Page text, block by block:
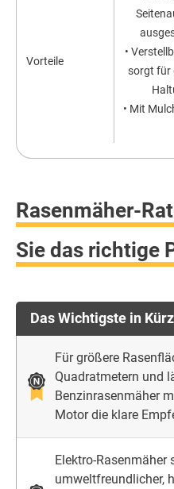
Vorteile
•
sorgt für
• Mit
Rasenmäher-
Sie das richtige
Das Wichtigste in
Für größere
Quadratmetern und
Benzinrasenmäher
Motor die klare
Elektro-Rasenmäher
umweltfreundlicher,